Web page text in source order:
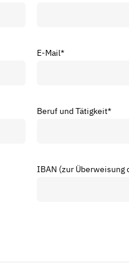
E-Mail*
Beruf und Tätigkeit*
IBAN (zur Überweisung